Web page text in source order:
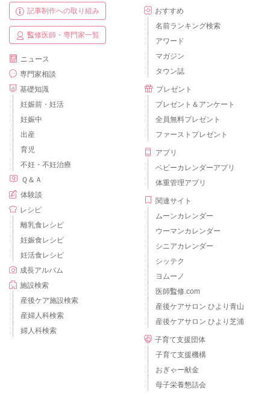
記事制作への取り組み
監修医師・専門家一覧
ニュース
専門家相談
基礎知識
妊娠前・妊活
妊娠中
出産
育児
不妊・不妊治療
Ｑ＆Ａ
体験談
レシピ
離乳食レシピ
妊娠食レシピ
妊活食レシピ
成長アルバム
施設検索
産後ケア施設検索
産婦人科検索
婦人科検索
おすすめ
名前ランキング検索
アワード
マガジン
タウン誌
プレゼント
プレゼント＆アンケート
全員無料プレゼント
ファーストプレゼント
アプリ
ベビーカレンダーアプリ
体重管理アプリ
関連サイト
ムーンカレンダー
ウーマンカレンダー
シニアカレンダー
シッテク
ヨムーノ
医師監修.com
産後ケアサロン ひより青山
産後ケアサロン ひより芝浦
子育て支援団体
子育て支援機構
おぎゃー献金
母子栄養懇話会